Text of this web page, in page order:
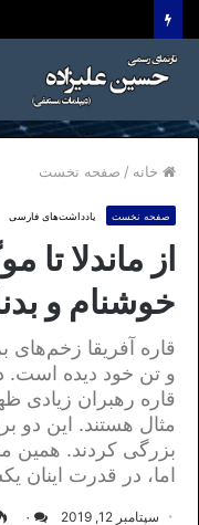
خانه / صفحه نخست
صفحه نخست یادداشت‌های فارسی
از ماندلا تا
خوشنام و
قاره آفریقا زخم‌های
و تن خود دیده است.
قاره رهبران زیادی
مثال هستند. این دو
بزرگی کردند. همین
اما، در قدرت اینان
سپتامبر 12, 2019 ۰